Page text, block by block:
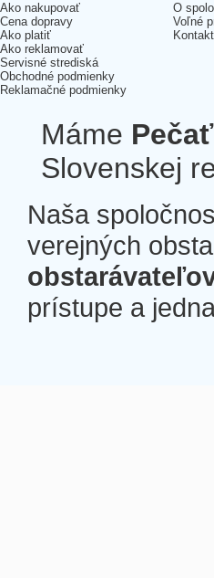
Ako nakupovať
Cena dopravy
Ako platiť
Ako reklamovať
Servisné strediská
Obchodné podmienky
Reklamačné podmienky
O
Voľné
Máme
Slovenskej
Naša
verejných
prístupe a